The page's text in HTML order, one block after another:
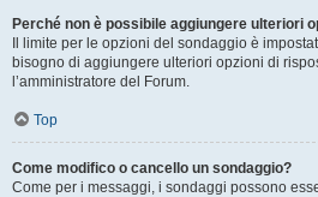
Perché non è possibile aggiungere ulteriori
Il limite per le opzioni del sondaggio è
bisogno di aggiungere ulteriori opzioni di
l’amministratore del Forum.
Top
Come modifico o cancello un sondaggio?
Come per i messaggi, i sondaggi possono